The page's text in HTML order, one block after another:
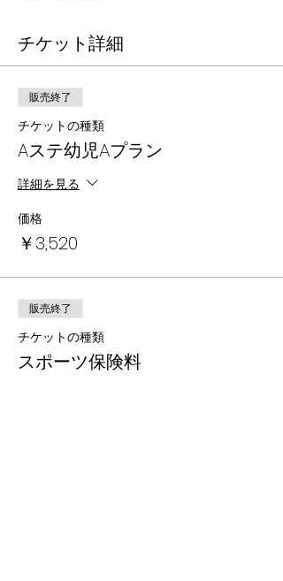
チケット詳細
販売終了
チケットの種類
Aステ幼児Aプラン
詳細を見る
価格
￥3,520
販売終了
チケットの種類
スポーツ保険料